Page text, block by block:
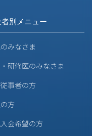
別メニュー
みなさま
研修医のみなさま
事者の方
方
会希望の方